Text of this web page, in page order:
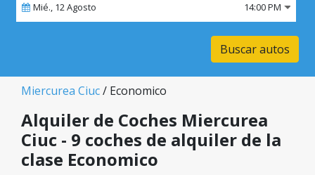
Mié., 12Agosto 14:00 PM
Buscar autos
Miercurea Ciuc/ Economico
Alquiler de Coches Miercurea
Ciuc - 9 coches de alquiler de la
clase Economico